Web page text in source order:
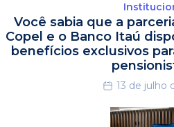
Você sabia que a
Copel e o Banco Itaú
benefícios exclusivos
13 de julho